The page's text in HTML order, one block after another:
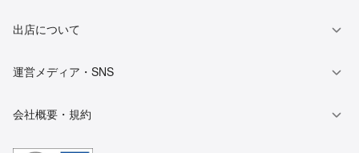
出店について
運営メディア・SNS
会社概要・規約